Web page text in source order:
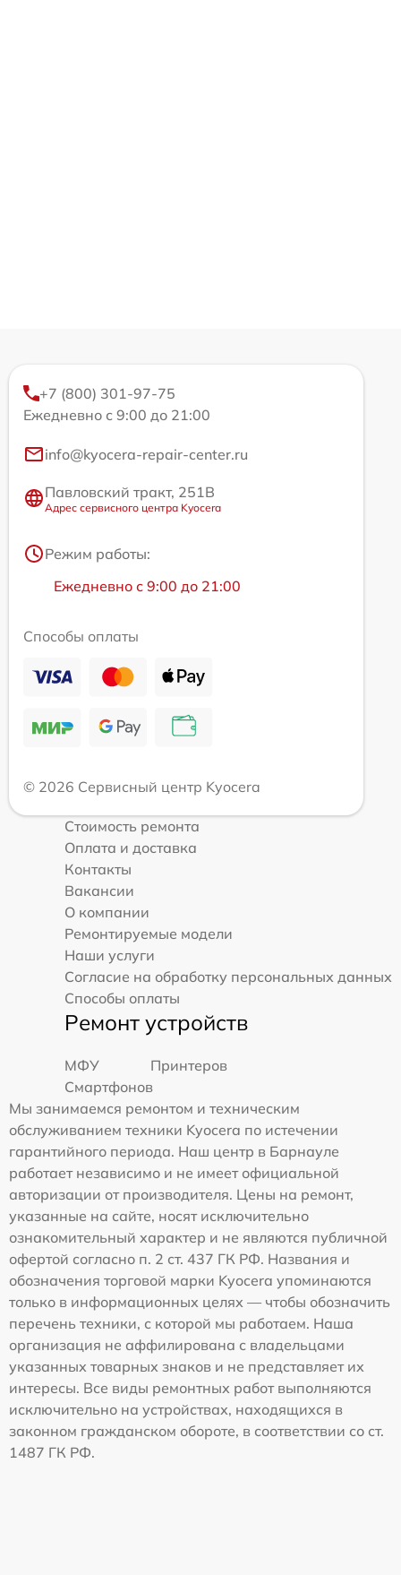
+7 (800) 301-97-75
Ежедневно с 9:00 до 21:00
info@kyocera-repair-center.ru
Павловский тракт, 251В
Адрес сервисного центра Kyocera
Режим работы:
Ежедневно с 9:00 до 21:00
Способы оплаты
© 2026 Сервисный центр Kyocera
Стоимость ремонта
Оплата и доставка
Контакты
Вакансии
О компании
Ремонтируемые модели
Наши услуги
Согласие на обработку персональных данных
Способы оплаты
Ремонт устройств
МФУ
Принтеров
Смартфонов
Мы занимаемся ремонтом и техническим
обслуживанием техники Kyocera по истечении
гарантийного периода. Наш центр в Барнауле
работает независимо и не имеет официальной
авторизации от производителя. Цены на ремонт,
указанные на сайте, носят исключительно
ознакомительный характер и не являются публичной
офертой согласно п. 2 ст. 437 ГК РФ. Названия и
обозначения торговой марки Kyocera упоминаются
только в информационных целях — чтобы обозначить
перечень техники, с которой мы работаем. Наша
организация не аффилирована с владельцами
указанных товарных знаков и не представляет их
интересы. Все виды ремонтных работ выполняются
исключительно на устройствах, находящихся в
законном гражданском обороте, в соответствии со ст.
1487 ГК РФ.